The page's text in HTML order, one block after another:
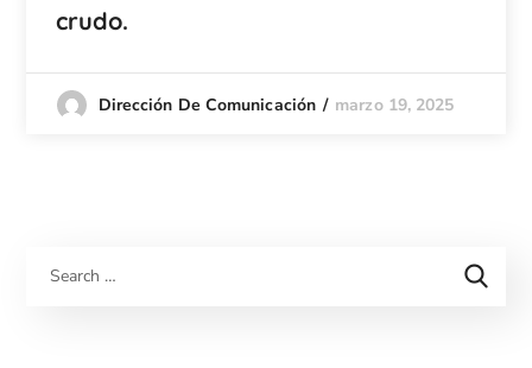
crudo.
Dirección De Comunicación marzo 19, 2025